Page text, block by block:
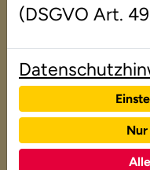
Wir
(DSGVO Art.